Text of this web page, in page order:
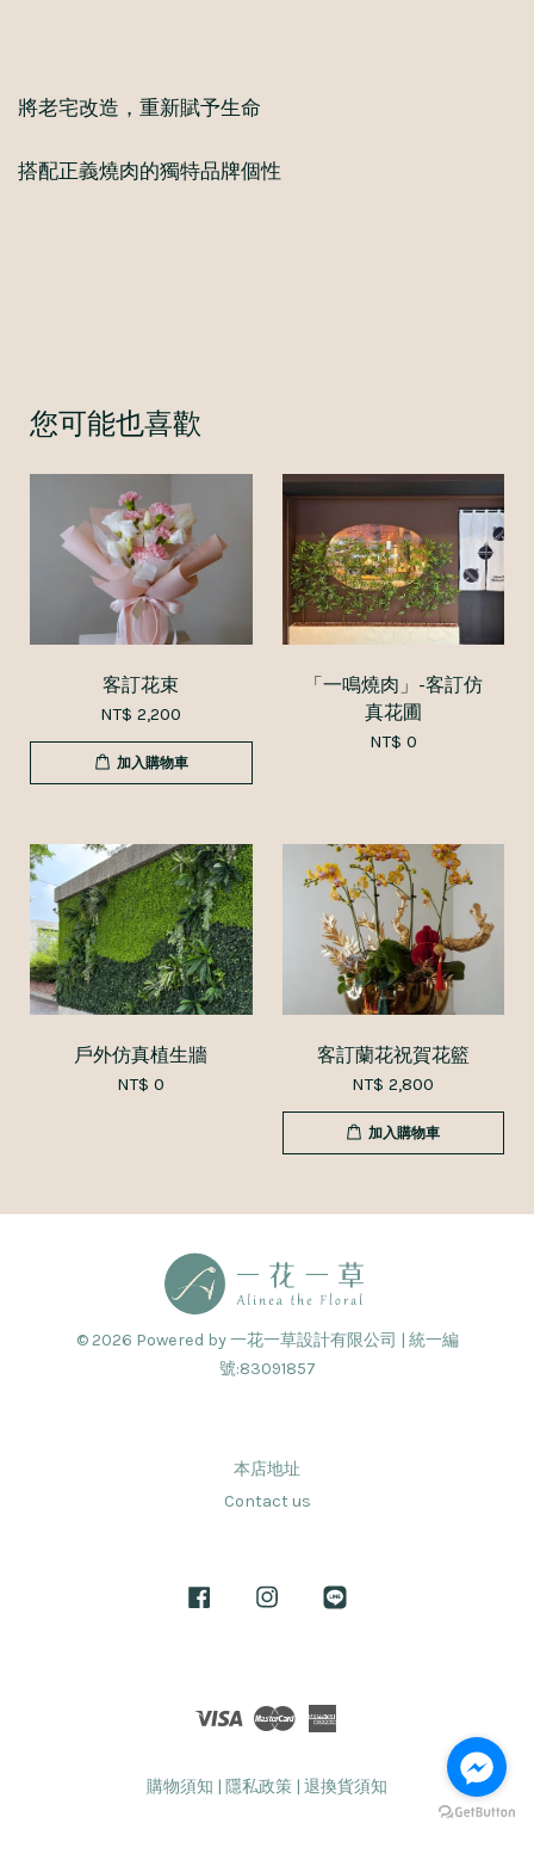
將老宅改造，重新賦予生命
搭配正義燒肉的獨特品牌個性
您可能也喜歡
客訂花束
NT$ 2,200
加入購物車
「一鳴燒肉」-客訂仿
真花圃
NT$ 0
戶外仿真植生牆
NT$ 0
客訂蘭花祝賀花籃
NT$ 2,800
加入購物車
© 2026 Powered by 一花一草設計有限公司 | 統一編
號:83091857
本店地址
Contact us
Facebook Instagram
Visa Master
購物須知 | 隱私政策 | 退換貨須知